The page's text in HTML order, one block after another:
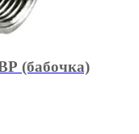
(бабочка)